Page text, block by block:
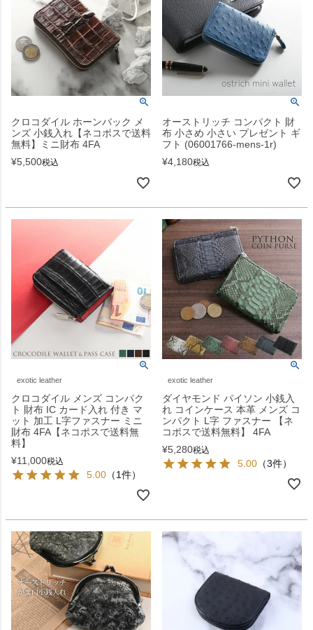
クロコダイル ホーンバック メ
ンズ 小銭入れ【ネコポスで送料
無料】ミニ財布 4FA
¥5,500税込
オーストリッチ コンパクト 財
布 小さめ 小さい プレゼント ギ
フト (06001766-mens-1r)
¥4,180税込
exotic leather
クロコダイル メンズ コンパク
ト 財布 IC カード入れ 付き マ
ット 加工 L字ファスナー ミニ
財布 4FA【ネコポスで送料無
料】
¥11,000税込
5.00 （1件）
exotic leather
ダイヤモンド パイソン 小銭入
れ コインケース 本革 メンズ コ
ンパクト L字 ファスナー 【ネ
コポスで送料無料】 4FA
¥5,280税込
5.00 （3件）